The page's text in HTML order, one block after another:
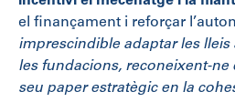
el finançament i reforçar
imprescindible adaptar les lleis
les fundacions, reconeixent-ne
seu paper estratègic en la